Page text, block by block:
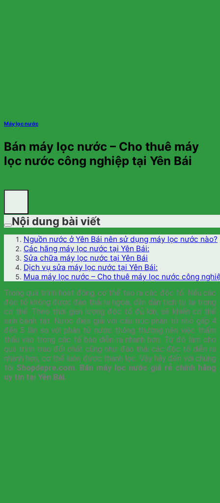
Máy lọc nước
Bán máy lọc nước – Cho thuê máy
lọc nước công nghiệp tại Yên Bái
Nội dung bài viết
Nguồn nước ở Yên Bái nên sử dụng máy lọc nước nào?
Các hãng máy lọc nước tại Yên Bái:
Sửa chữa máy lọc nước tại Yên Bái
Dịch vụ sửa máy lọc nước tại Yên Bái:
Mua máy lọc nước – Cho thuê máy lọc nước công
Trong quá trình hoạt động, cơ thể tạo ra các độc tố. Nếu các
độc tố không được đào thải ra ngoài, dần dần tích tụ lại trong
cơ thể. Theo thời gian lượng độc tố đủ lớn, sẽ khiến cơ thể
sinh bệnh tật. Nước điện giải với cấu trúc phân tử nhỏ gấp 4
đến 5 lần so với phân tử nước thông thường nên việc thẩm
thấu vào trong các tế bào diễn ra nhanh hơn. Từ đó làm cho
quá trình trao đổi chất cũng như đào thải các độc tố diễn ra
nhanh hơn, cơ thể luôn được thanh lọc. Vậy hãy đến với chúng
tôi Shopdepre.com. Bán máy lọc nước giá rẻ chính hãng
uy tín tại Yên Bái.